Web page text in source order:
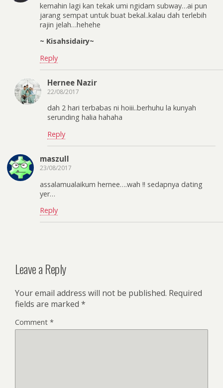
kemahin lagi kan tekak umi ngidam subway…ai pun
jarang sempat untuk buat bekal..kalau dah terlebih
rajin jelah…hehehe
~ Kisahsidairy~
Reply
Hernee Nazir
22/08/2017
dah 2 hari terbabas ni hoiii..berhuhu la kunyah
serunding halia hahaha
Reply
maszull
23/08/2017
assalamualaikum hernee….wah !! sedapnya dating
yer…
Reply
Leave a Reply
Your email address will not be published. Required
fields are marked *
Comment *